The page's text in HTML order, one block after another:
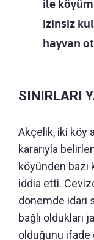
ile
izinsiz
hayvan
SINIRLARI
Akçelik, iki köy
kararıyla
köyünden bazı
iddia etti.
dönemde idari
bağlı oldukları
olduğunu ifade